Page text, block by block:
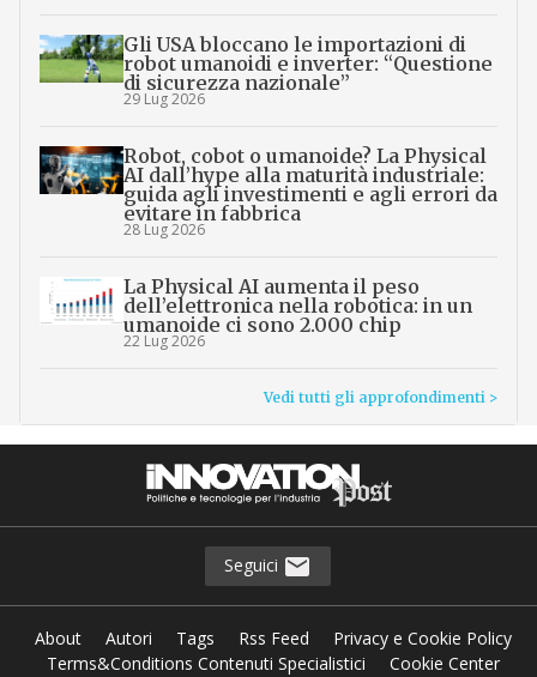
Gli USA bloccano le importazioni di
robot umanoidi e inverter: “Questione
di sicurezza nazionale”
29 Lug 2026
Robot, cobot o umanoide? La Physical
AI dall’hype alla maturità industriale:
guida agli investimenti e agli errori da
evitare in fabbrica
28 Lug 2026
La Physical AI aumenta il peso
dell’elettronica nella robotica: in un
umanoide ci sono 2.000 chip
22 Lug 2026
Vedi tutti gli approfondimenti >
Seguici
About Autori Tags Rss Feed
Privacy e Cookie Policy
Terms&Conditions Contenuti Specialistici
Cookie Center